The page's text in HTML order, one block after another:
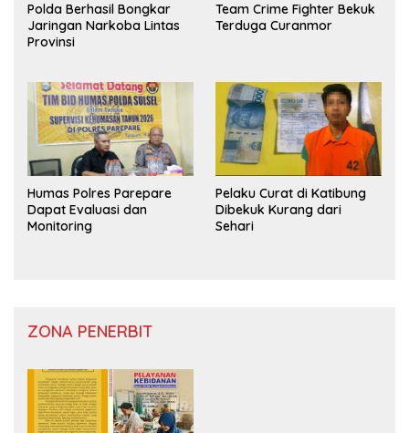
Polda Berhasil Bongkar
Jaringan Narkoba Lintas
Provinsi
Team Crime Fighter Bekuk
Terduga Curanmor
Humas Polres Parepare
Dapat Evaluasi dan
Monitoring
Pelaku Curat di Katibung
Dibekuk Kurang dari
Sehari
ZONA PENERBIT